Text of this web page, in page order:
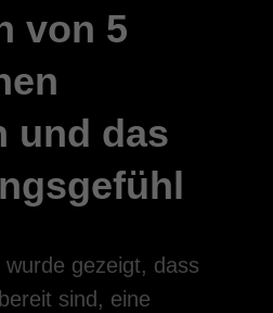
von 5
und das
gezeigt, dass
sind, eine